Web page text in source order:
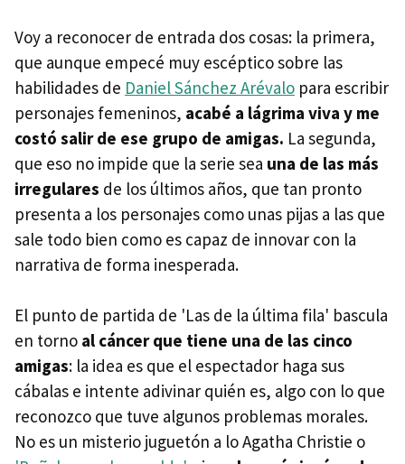
Voy a reconocer de entrada dos cosas: la primera,
que aunque empecé muy escéptico sobre las
habilidades de Daniel Sánchez Arévalo para escribir
personajes femeninos, acabé a lágrima viva y me
costó salir de ese grupo de amigas. La segunda,
que eso no impide que la serie sea una de las más
irregulares de los últimos años, que tan pronto
presenta a los personajes como unas pijas a las que
sale todo bien como es capaz de innovar con la
narrativa de forma inesperada.
El punto de partida de 'Las de la última fila' bascula
en torno al cáncer que tiene una de las cinco
amigas: la idea es que el espectador haga sus
cábalas e intente adivinar quién es, algo con lo que
reconozco que tuve algunos problemas morales.
No es un misterio juguetón a lo Agatha Christie o